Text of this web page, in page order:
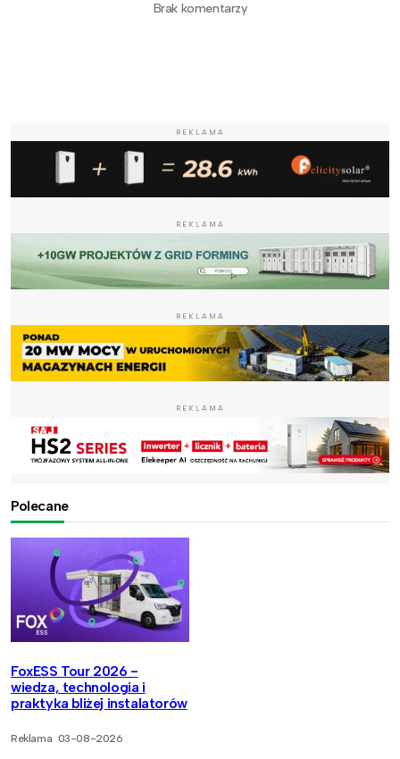
Brak komentarzy
REKLAMA
REKLAMA
REKLAMA
REKLAMA
Polecane
FoxESS Tour 2026 -
wiedza, technologia i
praktyka bliżej instalatorów
Reklama 03-08-2026